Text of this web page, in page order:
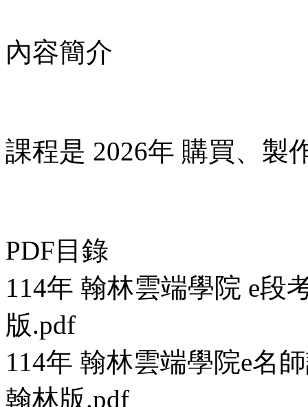
內容簡介
課程是 2026年 購買、製
PDF目錄
114年 翰林雲端學院 e段
版.pdf
114年 翰林雲端學院e名
翰林版.pdf